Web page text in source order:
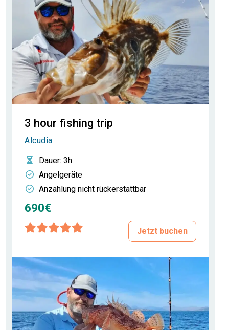
3 hour fishing trip
Alcudia
Dauer: 3h
Angelgeräte
Anzahlung nicht rückerstattbar
690€
Jetzt buchen